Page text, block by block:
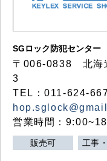
SGロック防犯センター
〒006-0838 北海
3
TEL：011-624-
営業時間：
販売可 工事